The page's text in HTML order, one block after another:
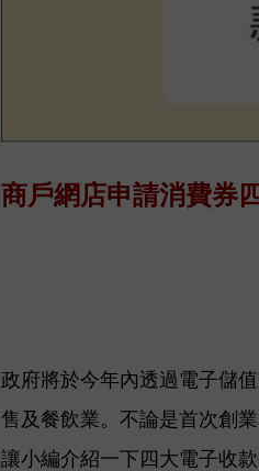
商戶網店申請消費券
政府將於今年內透過電子儲
售及餐飲業。不論是首次創
讓小編介紹一下四大電子收